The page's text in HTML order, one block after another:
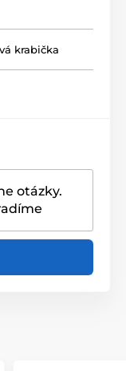
krabička
otázky.